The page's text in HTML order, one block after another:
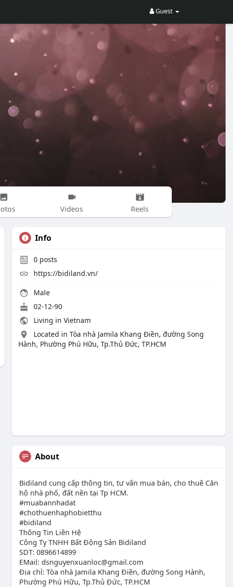
Guest
Videos Reels
Info
0 posts
https://bidiland.vn/
Male
02-12-90
Living in Vietnam
Located in Tòa nhà Jamila Khang Điền, đường Song
Hành, Phường Phú Hữu, Tp.Thủ Đức, TP.HCM
About
Bidiland cung cấp thông tin, tư vấn mua bán, cho thuê Căn
hộ nhà phố, đất nền tại Tp HCM.
#muabannhadat
#chothuenhaphobietthu
#bidiland
Thông Tin Liên Hệ
Công Ty TNHH Bất Động Sản Bidiland
SDT: 0896614899
EMail: dsnguyenxuanloc@gmail.com
Địa chỉ: Tòa nhà Jamila Khang Điền, đường Song Hành,
Phường Phú Hữu, Tp.Thủ Đức, TP.HCM